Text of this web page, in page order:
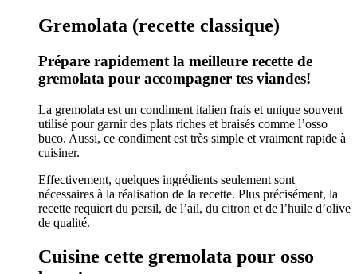
Gremolata (recette classique)
Prépare rapidement la meilleure recette de
gremolata pour accompagner tes viandes!
La gremolata est un condiment italien frais et unique souvent
utilisé pour garnir des plats riches et braisés comme l’osso
buco. Aussi, ce condiment est très simple et vraiment rapide à
cuisiner.
Effectivement, quelques ingrédients seulement sont
nécessaires à la réalisation de la recette. Plus précisément, la
recette requiert du persil, de l’ail, du citron et de l’huile d’olive
de qualité.
Cuisine cette gremolata pour osso